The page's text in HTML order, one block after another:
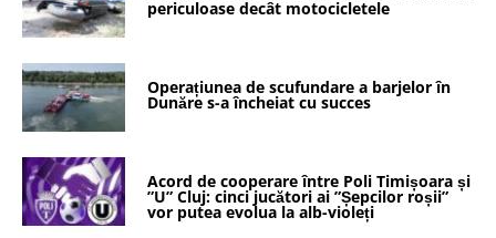
periculoase decât motocicletele
Operațiunea de scufundare a barjelor în
Dunăre s-a încheiat cu succes
Acord de cooperare între Poli Timișoara și
”U” Cluj: cinci jucători ai ”Șepcilor roșii”
vor putea evolua la alb-violeți